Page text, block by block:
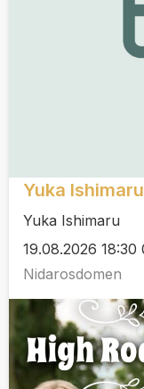
Yuka Ishimaru
Yuka Ishimaru
19.08.2026 18:30
Nidarosdomen